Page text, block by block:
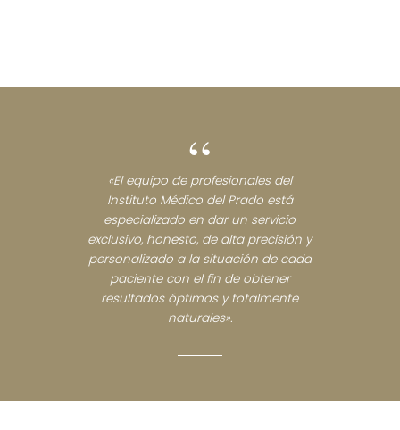
“
«El equipo de profesionales del
Instituto Médico del Prado está
especializado en dar un servicio
exclusivo, honesto, de alta precisión y
personalizado a la situación de cada
paciente con el fin de obtener
resultados óptimos y totalmente
naturales».